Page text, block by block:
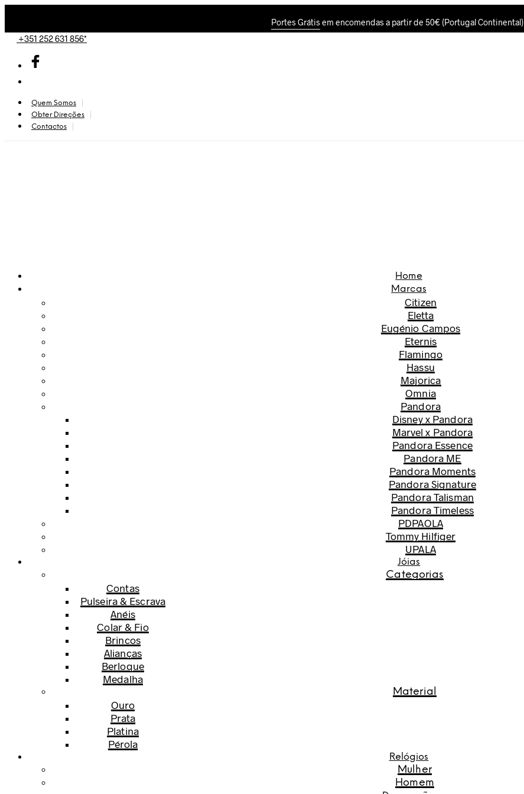
Portes Grátisem encomendas a partir de 50€ (Portugal Continental)
+351 252 631 856*
Quem Somos
Obter Direções
Contactos
Home
Marcas
Citizen
Eletta
Eugénio Campos
Eternis
Flamingo
Hassu
Majorica
Omnia
Pandora
Disney x Pandora
Marvel x Pandora
Pandora Essence
Pandora ME
Pandora Moments
Pandora Signature
Pandora Talisman
Pandora Timeless
PDPAOLA
Tommy Hilfiger
UPALA
Jóias
Categorias
Contas
Pulseira & Escrava
Anéis
Colar & Fio
Brincos
Alianças
Berloque
Medalha
Material
Ouro
Prata
Platina
Pérola
Relógios
Mulher
Homem